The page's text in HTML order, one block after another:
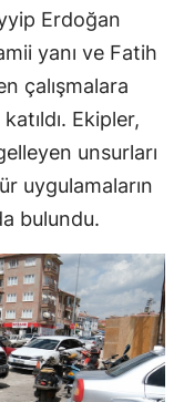
Çankırı
Denizli
Diyarbakır
Edirne
Elazığ
Erzincan
Erzurum
Eskişehir
Erdoğan
yanı ve Fatih
çalışmalara
Ekipler,
unsurları
uygulamaların
bulundu.